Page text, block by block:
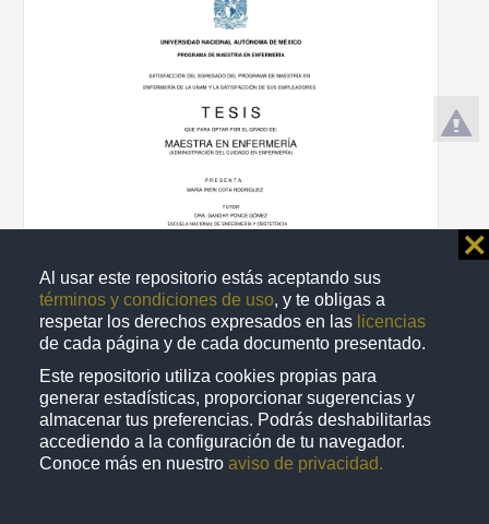
Al usar este repositorio estás aceptando sus
términos y condiciones de uso, y te obligas a
respetar los derechos expresados en las licencias
de cada página y de cada documento presentado.
Este repositorio utiliza cookies propias para
generar estadísticas, proporcionar sugerencias y
almacenar tus preferencias. Podrás deshabilitarlas
accediendo a la configuración de tu navegador.
Conoce más en nuestro aviso de privacidad.
⨯
Satisfacción del egresado del programa de Maestría en Enfermería
de la UNAM y la satisfacción de sus empleadores
Cota Rodríguez, María Ireri
Medicina y Ciencias de la Salud
Tesis demaestría
share